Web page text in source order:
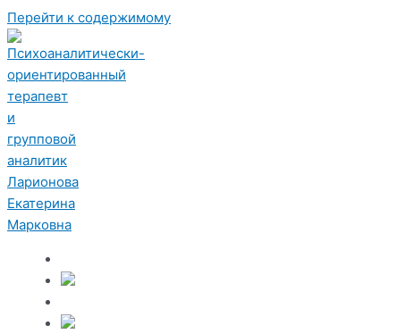
Перейти к содержимому